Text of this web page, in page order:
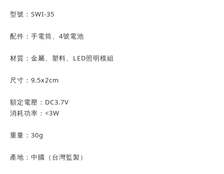
型號：SWI-35
配件：手電筒、4號電池
材質：金屬、塑料、LED照明模組
尺寸：9.5x2cm
額定電壓：DC3.7V
消耗功率：<3W
重量：30g
產地：中國（台灣監製）